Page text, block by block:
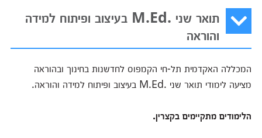
תואר שני .M.Ed בעיצוב ופיתוח למידה
והוראה
המכללה האקדמית תל-חי הקמפוס לחדשנות בחינוך ובהוראה
מציעה לימודי תואר שני .M.Ed בעיצוב ופיתוח למידה והוראה.
הלימודים מתקיימים בקצרין.